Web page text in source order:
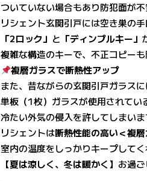
ついていない場合もあり防犯面が
リシェント玄関引戸には空き巣の
「2ロック」 と 「ディンプルキー‎」
複雑な構造のキーで、不正コピー
複層ガラスで断熱性アップ
また、昔ながらの玄関引戸ガラス
単板（1枚）ガラスが使用されてい
冷たい外気の侵入を許してしまい
リシェントは断熱性能の高い＜複
室内の温度をしっかりキープして
【夏は涼しく、冬は暖かく】 お過